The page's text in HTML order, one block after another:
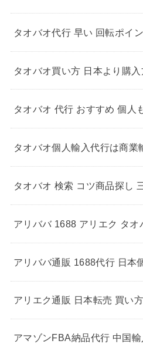
タオバオ代行 早い 回転ポイ
タオバオ買い方 日本より購入
タオバオ 代行 おすすめ 個人
タオバオ個人輸入代行は商業
タオバオ 検索 コツ商品探し
アリババ 1688 アリエク タオ
アリババ通販 1688代行 日本
アリエク通販 日本転売 買い
アマゾンFBA納品代行 中国